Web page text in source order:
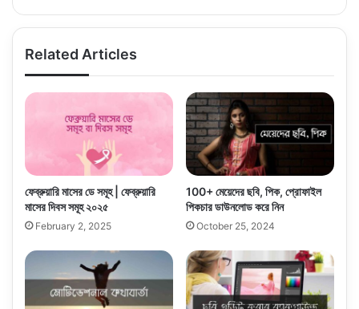
bo
ub nc
ra
Related Articles
ফেব্রুয়ারি মাসের ডে সমূহ | ফেব্রুয়ারি
মাসের দিবস সমূহ ২০২৫
February 2, 2025
100+ মেয়েদের ছবি, পিক, প্রোফাইল
পিকচার ডাউনলোড করে নিন
October 25, 2024